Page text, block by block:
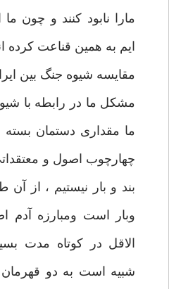
مارا نابود کنند و چون
ایم به همین قناعت کرده
مقایسه شیوه جنگ بین
مشکل ما در رابطه با
ما مقداری دستمان بسته
چهارچوب اصول و
بند و بار نیستیم ، از
وبار است ومبارزه آدم
الاقل در کوتاه مدت
شبیه است به دو